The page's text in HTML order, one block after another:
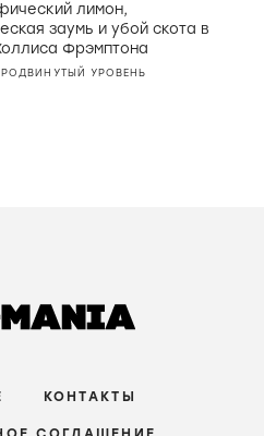
лимон,
заумь и убой скота в
Фрэмптона
УРОВЕНЬ
КОНТАКТЫ